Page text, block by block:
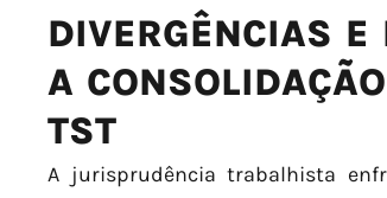
DIVERGÊNCIAS
A
TST
A jurisprudência trabalhista